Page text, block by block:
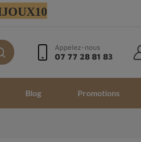
Appelez-nous
07 77 28 81 83
Blog Promotions